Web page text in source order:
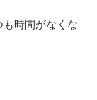
も時間がなくな